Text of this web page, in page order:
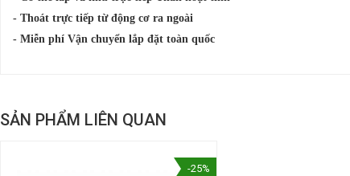
- Thoát trực tiếp từ động cơ ra ngoài
- Miễn phí Vận chuyển lắp đặt toàn quốc
SẢN PHẨM LIÊN QUAN
-25%